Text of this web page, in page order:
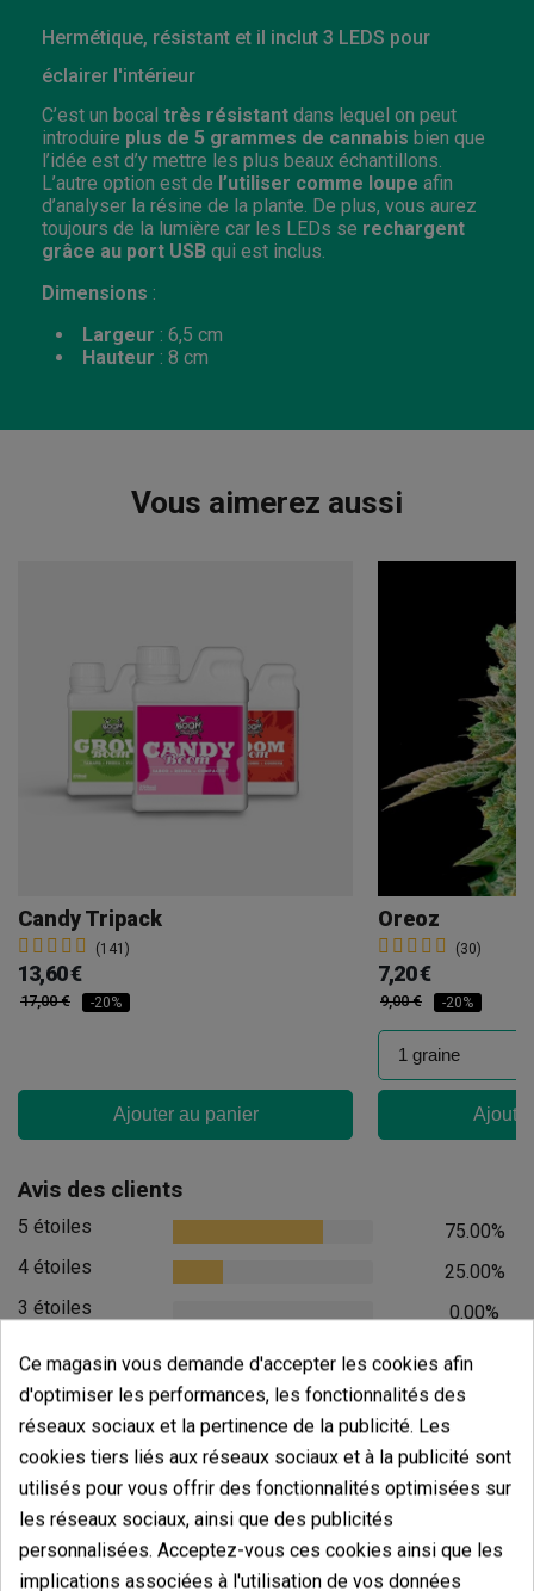
Hermétique, résistant et il inclut 3 LEDS pour
éclairer l'intérieur
C’est un bocal très résistant dans lequel on peut
introduire plus de 5 grammes de cannabis bien que
l’idée est d’y mettre les plus beaux échantillons.
L’autre option est de l’utiliser comme loupe afin
d’analyser la résine de la plante. De plus, vous aurez
toujours de la lumière car les LEDs se rechargent
grâce au port USB qui est inclus.
Dimensions :
Largeur : 6,5 cm
Hauteur : 8 cm
Vous aimerez aussi
Candy Tripack
(141)
13,60 €
17,00 € -20%
Ajouter au panier
Oreoz
(30)
7,20 €
9,00 € -20%
Avis des clients
5 étoiles
75.00%
4 étoiles
25.00%
3 étoiles
0.00%
0.00%
1 étoiles
0.00%
Écrivez votre commentaire
4.75 de5
16 Valorisations globales
Trier par:
Ce magasin vous demande d'accepter les cookies afin
d'optimiser les performances, les fonctionnalités des
réseaux sociaux et la pertinence de la publicité. Les
cookies tiers liés aux réseaux sociaux et à la publicité sont
utilisés pour vous offrir des fonctionnalités optimisées sur
les réseaux sociaux, ainsi que des publicités
personnalisées. Acceptez-vous ces cookies ainsi que les
implications associées à l'utilisation de vos données